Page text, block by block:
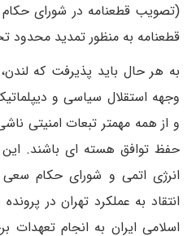
(تصویب قطعنامه در شورای حکام
قطعنامه به منظور تمدید محدود
به هر حال باید پذیرفت که
وجهه استقلال سیاسی و
و از همه مهمتر تبعات امنیتی
حفظ توافق هسته ای باشند. این
انرژی اتمی و شورای حکام
انتقاد به عملکرد تهران در
اسلامی ایران به انجام